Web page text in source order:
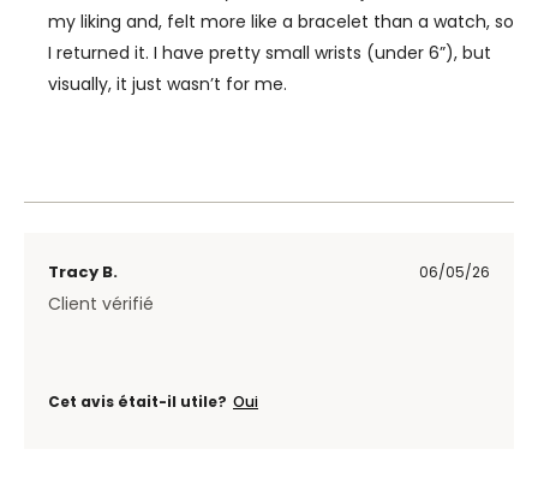
my liking and, felt more like a bracelet than a watch, so
I returned it. I have pretty small wrists (under 6”), but
visually, it just wasn’t for me.
Tracy B. 06/05/26
Client vérifié
Cet avis était-il utile? Oui